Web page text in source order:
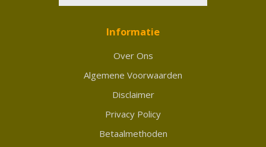
Informatie
Over Ons
Algemene Voorwaarden
Disclaimer
Privacy Policy
Betaalmethoden